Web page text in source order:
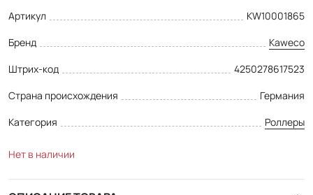
Артикул
KW10001865
Бренд
Kaweco
Штрих-код
4250278617523
Страна происхождения
Германия
Категория
Роллеры
Нет в наличии